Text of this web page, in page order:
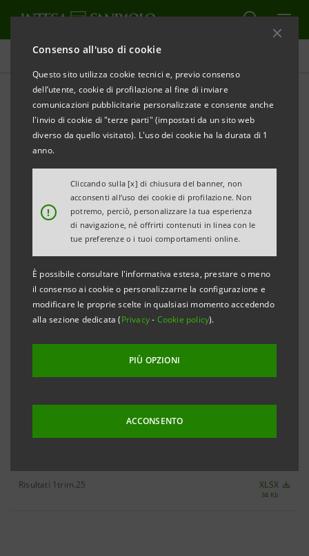
Consenso all'uso di cookie
Questo sito utilizza cookie tecnici e, previo consenso
dell’utente, cookie di profilazione al fine di inviare
comunicazioni pubblicitarie personalizzate e consente anche
l'invio di cookie di "terze parti" (impostati da un sito web
diverso da quello visitato). L'uso dei cookie ha la durata di 1
anno.
!
Cliccando sulla [x] di chiusura del banner, non
acconsenti all’uso dei cookie di profilazione. Non
potremo, perciò, personalizzare la tua esperienza
di navigazione, né offrirti contenuti in linea con le
tue preferenze o i tuoi comportamenti online.
È possibile consultare l'informativa estesa, prestare o meno
il consenso ai cookie o personalizzarne la configurazione e
modificare le proprie scelte in qualsiasi momento accedendo
alla sezione dedicata (Privacy- Cookie policy).
PIÙ OPZIONI
ACCONSENTO
Database cifre chiave
Database cifre chiave
1trim.25
AGGIORNA
I dati qui contenuti hanno carattere esclusivamente
documenti ufficiali del Gruppo Intesa Sanpaolo.
TUTTE LE CIFRE CHIAVE 1TRIM.25
Risultati 1trim.25 XLSX
34 Kb